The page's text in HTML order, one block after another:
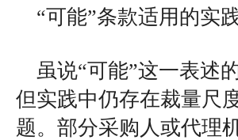
“可能”条款适用的实
虽说“可能”这一表述
但实践中仍存在裁量尺
题。部分采购人或代理